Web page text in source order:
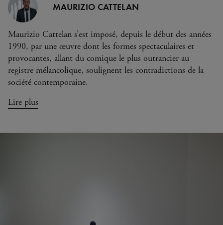
MAURIZIO CATTELAN
Maurizio Cattelan s’est imposé, depuis le début des années
1990, par une œuvre dont les formes spectaculaires et
provocantes, allant du comique le plus outrancier au
registre mélancolique, soulignent les contradictions de la
société contemporaine.
Lire plus